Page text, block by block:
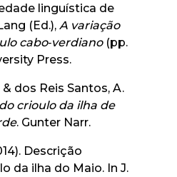
linguística de
(Ed.),A variação
cabo‑verdiano(pp.
Press.
& dos Reis Santos, A.
crioulo da ilha de
. Gunter Narr.
Descrição
da ilha do Maio. In J.